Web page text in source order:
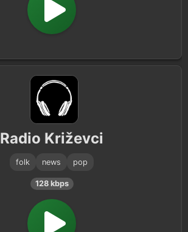
Radio Križevci
folk news pop
128 kbps